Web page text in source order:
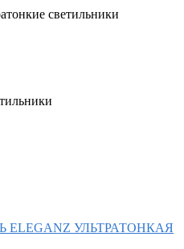
светильники